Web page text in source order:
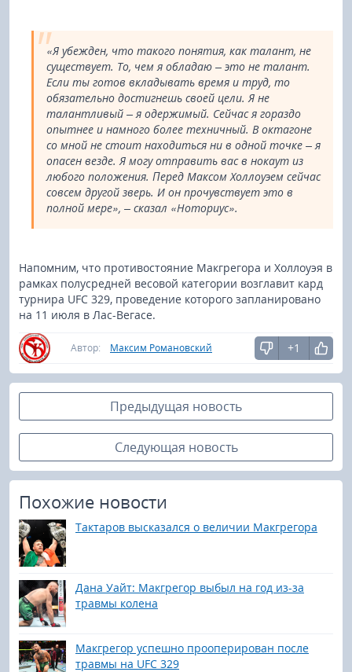
«Я убежден, что такого понятия, как талант, не
существует. То, чем я обладаю – это не талант.
Если ты готов вкладывать время и труд, то
обязательно достигнешь своей цели. Я не
талантливый – я одержимый. Сейчас я гораздо
опытнее и намного более техничный. В октагоне
со мной не стоит находиться ни в одной точке – я
опасен везде. Я могу отправить вас в нокаут из
любого положения. Перед Максом Холлоуэем сейчас
совсем другой зверь. И он прочувствует это в
полной мере», – сказал «Ноториус».
Напомним, что противостояние Макгрегора и Холлоуэя в
рамках полусредней весовой категории возглавит кард
турнира UFC 329, проведение которого запланировано
на 11 июля в Лас-Вегасе.
Автор: Максим Романовский +1
Предыдущая новость
Следующая новость
Похожие новости
Тактаров высказался о величии Макгрегора
Дана Уайт: Макгрегор выбыл на год из-за
травмы колена
Макгрегор успешно прооперирован после
травмы на UFC 329